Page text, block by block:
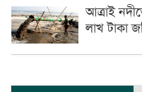
আত্রাই
লাখ টাকা